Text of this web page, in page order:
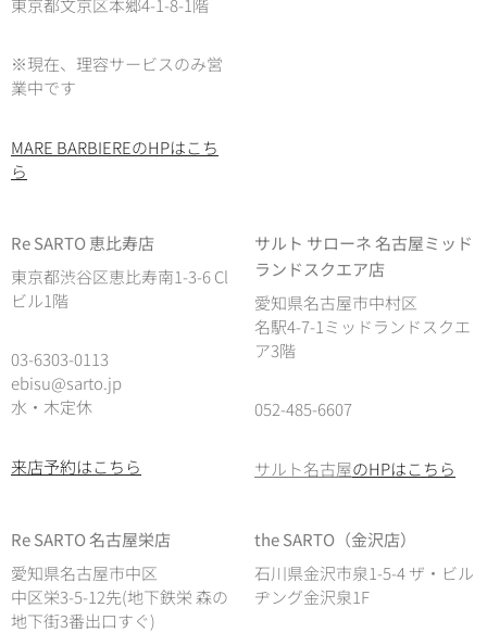
東京都文京区本郷4-1-8-1階
※現在、理容サービスのみ営
業中です
MARE BARBIEREのHPはこち
ら
Re SARTO 恵比寿店
東京都渋谷区恵比寿南1-3-6 Cl
ビル1階
03-6303-0113
ebisu@sarto.jp
水・木定休
来店予約はこちら
サルト サローネ 名古屋ミッド
ランドスクエア店
愛知県名古屋市中村区
名駅4-7-1ミッドランドスクエ
ア3階
052-485-6607
サルト名古屋のHPはこちら
Re SARTO 名古屋栄店
愛知県名古屋市中区
中区栄3-5-12先(地下鉄栄 森の
地下街3番出口すぐ)
the SARTO（金沢店）
石川県金沢市泉1-5-4 ザ・ビル
ヂング金沢泉1F